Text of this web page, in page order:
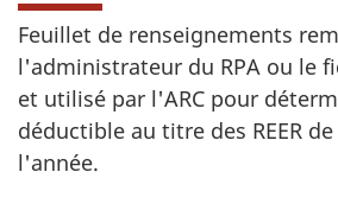
Feuillet de renseignements
l'administrateur du RPA ou le
et utilisé par l'ARC pour
déductible au titre des REER
l'année.